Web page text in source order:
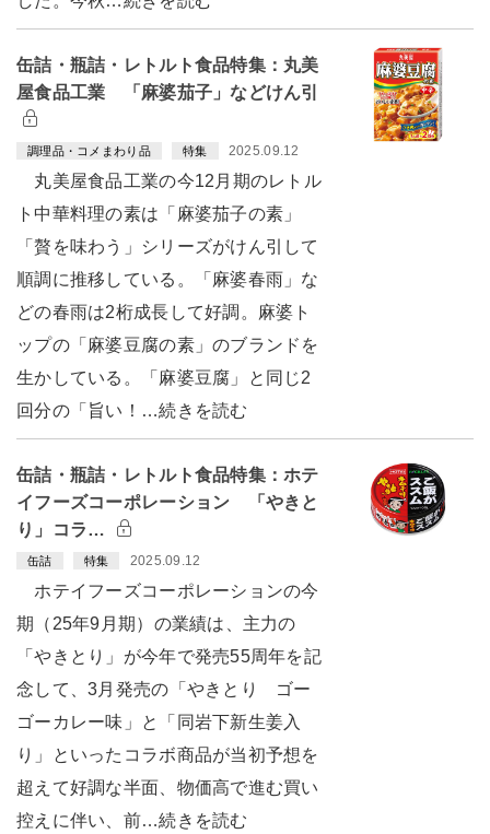
缶詰・瓶詰・レトルト食品特集：丸美
屋食品工業 「麻婆茄子」などけん引
調理品・コメまわり品 特集 2025.09.12
丸美屋食品工業の今12月期のレトル
ト中華料理の素は「麻婆茄子の素」
「贅を味わう」シリーズがけん引して
順調に推移している。「麻婆春雨」な
どの春雨は2桁成長して好調。麻婆ト
ップの「麻婆豆腐の素」のブランドを
生かしている。「麻婆豆腐」と同じ2
回分の「旨い！…続きを読む
缶詰・瓶詰・レトルト食品特集：ホテ
イフーズコーポレーション 「やきと
り」コラ…
缶詰 特集 2025.09.12
ホテイフーズコーポレーションの今
期（25年9月期）の業績は、主力の
「やきとり」が今年で発売55周年を記
念して、3月発売の「やきとり ゴー
ゴーカレー味」と「同岩下新生姜入
り」といったコラボ商品が当初予想を
超えて好調な半面、物価高で進む買い
控えに伴い、前…続きを読む